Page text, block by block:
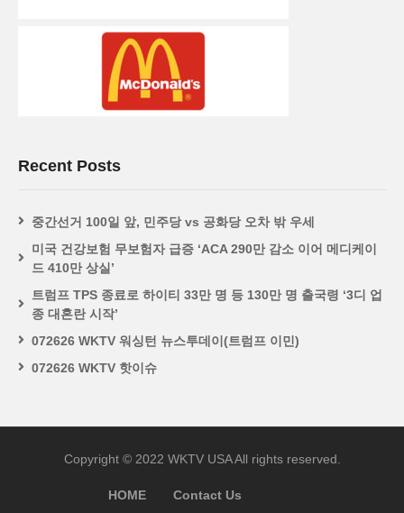
Recent Posts
중간선거 100일 앞, 민주당 vs 공화당 오차 밖 우세
미국 건강보험 무보험자 급증 ‘ACA 290만 감소 이어 메디케이
드 410만 상실’
트럼프 TPS 종료로 하이티 33만 명 등 130만 명 출국령 ‘3디 업
종 대혼란 시작’
072626 WKTV 워싱턴 뉴스투데이(트럼프 이민)
072626 WKTV 핫이슈
Copyright © 2022 WKTV USA All rights reserved.
HOME Contact Us